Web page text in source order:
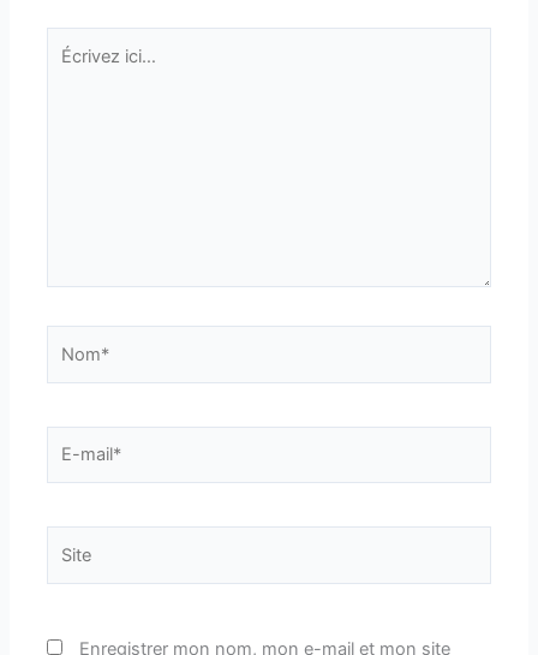
Écrivez
Enregistrer mon nom, mon e-mail et mon site